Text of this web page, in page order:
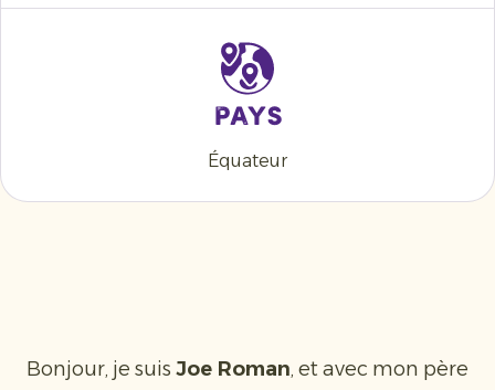
Pays
Équateur
Bonjour, je suis Joe Roman, et avec mon père